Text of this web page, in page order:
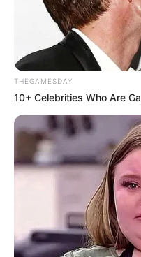
Blechspielzeug,
Museum vermittelt
in die Lebens-,
Vorfahren .
sonntags jeweils
vereinbart werden.
von Marlene
LWL-Museum für
Aasee in Münster,
von Dinosauriern
Lepramuseum
THEGAMESDAY
10+ Celebrities Who Are